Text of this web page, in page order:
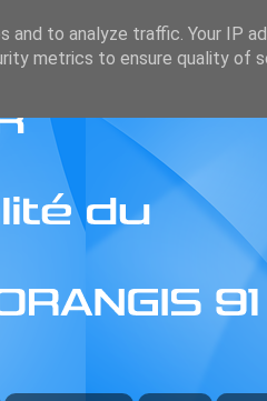
to analyze traffic. Your IP
metrics to ensure quality of